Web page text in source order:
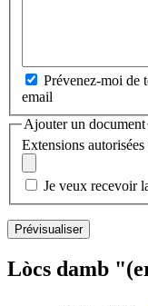
Prévenez-moi de
email
Ajouter un document
Extensions autorisées
Je veux recevoir
Lòcs damb